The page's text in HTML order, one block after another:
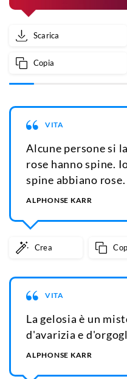
Scarica
Copia
VITA
Alcune persone si
rose hanno spine.
spine abbiano rose.
ALPHONSE KARR
Crea
VITA
La gelosia è un
d'avarizia e
ALPHONSE KARR